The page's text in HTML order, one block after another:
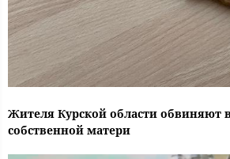
Жителя Курской области обвиняют
собственной матери